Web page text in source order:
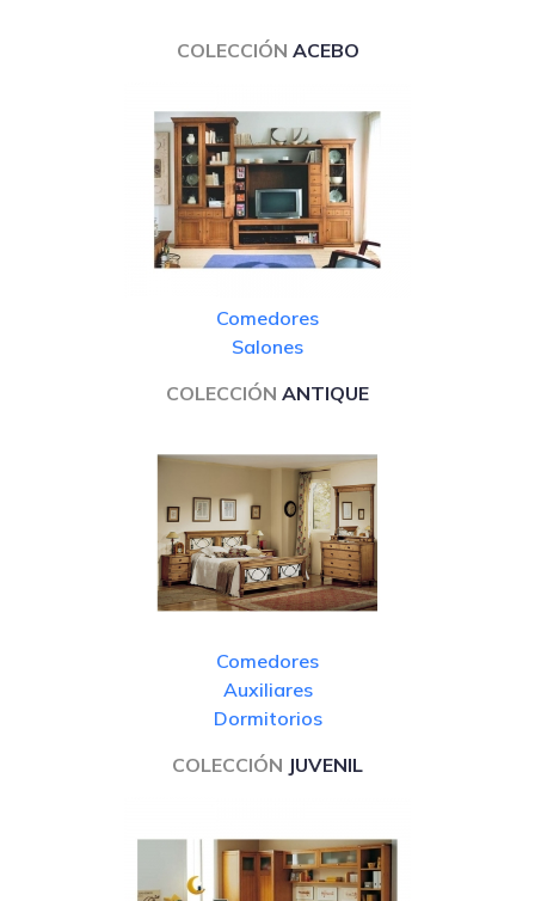
COLECCIÓN ACEBO
Comedores
Salones
COLECCIÓN ANTIQUE
Comedores
Auxiliares
Dormitorios
COLECCIÓN JUVENIL